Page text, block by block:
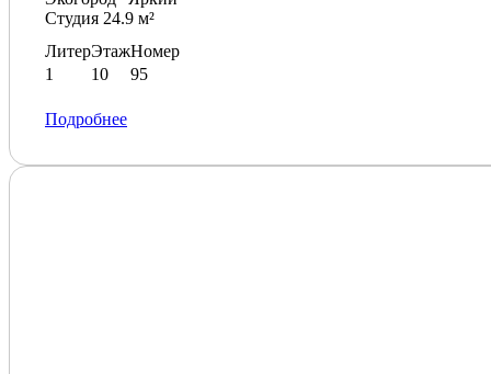
Студия 24.9 м²
Литер
1
Этаж
10
Номер
95
Подробнее